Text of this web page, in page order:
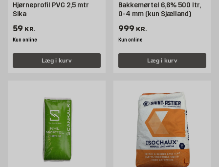
Hjørneprofil PVC 2,5 mtr
Sika
Pris 59 kr. /stk
59 KR.
Kun online
Læg i kurv
Bakkemørtel 6,6% 500 ltr,
0-4 mm (kun Sjælland)
Pris 999 kr. /stk
999 KR.
Kun online
Læg i kurv